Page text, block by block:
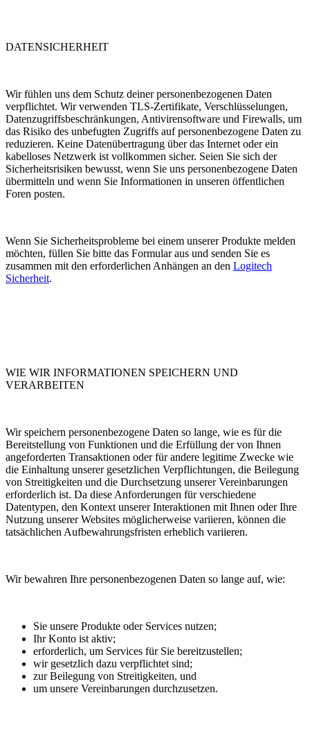
DATENSICHERHEIT
Wir fühlen uns dem Schutz deiner personenbezogenen Daten
verpflichtet. Wir verwenden TLS-Zertifikate, Verschlüsselungen,
Datenzugriffsbeschränkungen, Antivirensoftware und Firewalls, um
das Risiko des unbefugten Zugriffs auf personenbezogene Daten zu
reduzieren. Keine Datenübertragung über das Internet oder ein
kabelloses Netzwerk ist vollkommen sicher. Seien Sie sich der
Sicherheitsrisiken bewusst, wenn Sie uns personenbezogene Daten
übermitteln und wenn Sie Informationen in unseren öffentlichen
Foren posten.
Wenn Sie Sicherheitsprobleme bei einem unserer Produkte melden
möchten, füllen Sie bitte das Formular aus und senden Sie es
zusammen mit den erforderlichen Anhängen an den Logitech
Sicherheit.
WIE WIR INFORMATIONEN SPEICHERN UND
VERARBEITEN
Wir speichern personenbezogene Daten so lange, wie es für die
Bereitstellung von Funktionen und die Erfüllung der von Ihnen
angeforderten Transaktionen oder für andere legitime Zwecke wie
die Einhaltung unserer gesetzlichen Verpflichtungen, die Beilegung
von Streitigkeiten und die Durchsetzung unserer Vereinbarungen
erforderlich ist. Da diese Anforderungen für verschiedene
Datentypen, den Kontext unserer Interaktionen mit Ihnen oder Ihre
Nutzung unserer Websites möglicherweise variieren, können die
tatsächlichen Aufbewahrungsfristen erheblich variieren.
Wir bewahren Ihre personenbezogenen Daten so lange auf, wie:
Sie unsere Produkte oder Services nutzen;
Ihr Konto ist aktiv;
erforderlich, um Services für Sie bereitzustellen;
wir gesetzlich dazu verpflichtet sind;
zur Beilegung von Streitigkeiten, und
um unsere Vereinbarungen durchzusetzen.